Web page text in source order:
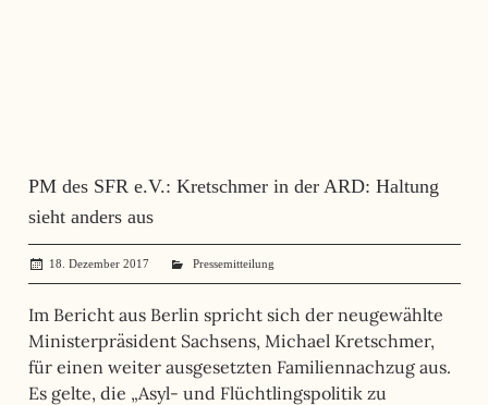
PM des SFR e.V.: Kretschmer in der ARD: Haltung
sieht anders aus
18. Dezember 2017 administrator
Pressemitteilung
Im Bericht aus Berlin spricht sich der neugewählte
Ministerpräsident Sachsens, Michael Kretschmer,
für einen weiter ausgesetzten Familiennachzug aus.
Es gelte, die „Asyl- und Flüchtlingspolitik zu